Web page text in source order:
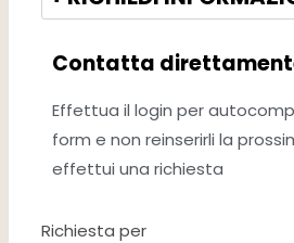
Contatta
Effettua il login per
form e non reinserirli la
effettui una richiesta
Richiesta per